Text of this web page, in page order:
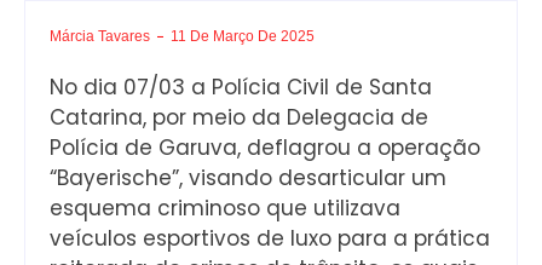
Márcia Tavares 11 De Março De 2025
No dia 07/03 a Polícia Civil de Santa
Catarina, por meio da Delegacia de
Polícia de Garuva, deflagrou a operação
“Bayerische”, visando desarticular um
esquema criminoso que utilizava
veículos esportivos de luxo para a prática